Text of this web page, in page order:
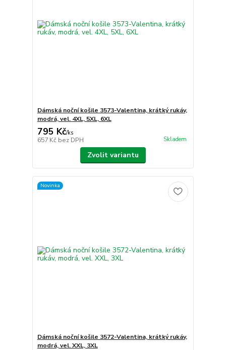
Dámská noční košile 3573-Valentina, krátký rukáv,
modrá, vel. 4XL, 5XL, 6XL
795 Kč/ks
657 Kč bez DPH Skladem
Zvolit variantu
Novinka
Dámská noční košile 3572-Valentina, krátký rukáv,
modrá, vel. XXL, 3XL